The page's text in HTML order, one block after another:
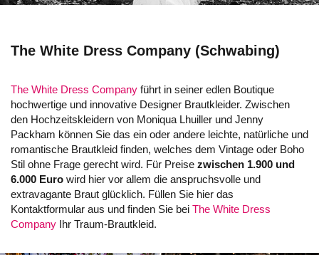
The White Dress Company (Schwabing)
The White Dress Company führt in seiner edlen Boutique
hochwertige und innovative Designer Brautkleider. Zwischen
den Hochzeitskleidern von Moniqua Lhuiller und Jenny
Packham können Sie das ein oder andere leichte, natürliche und
romantische Brautkleid finden, welches dem Vintage oder Boho
Stil ohne Frage gerecht wird. Für Preise zwischen 1.900 und
6.000 Euro wird hier vor allem die anspruchsvolle und
extravagante Braut glücklich. Füllen Sie hier das
Kontaktformular aus und finden Sie bei The White Dress
Company Ihr Traum-Brautkleid.